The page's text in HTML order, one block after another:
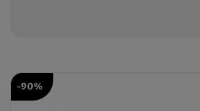
-90%